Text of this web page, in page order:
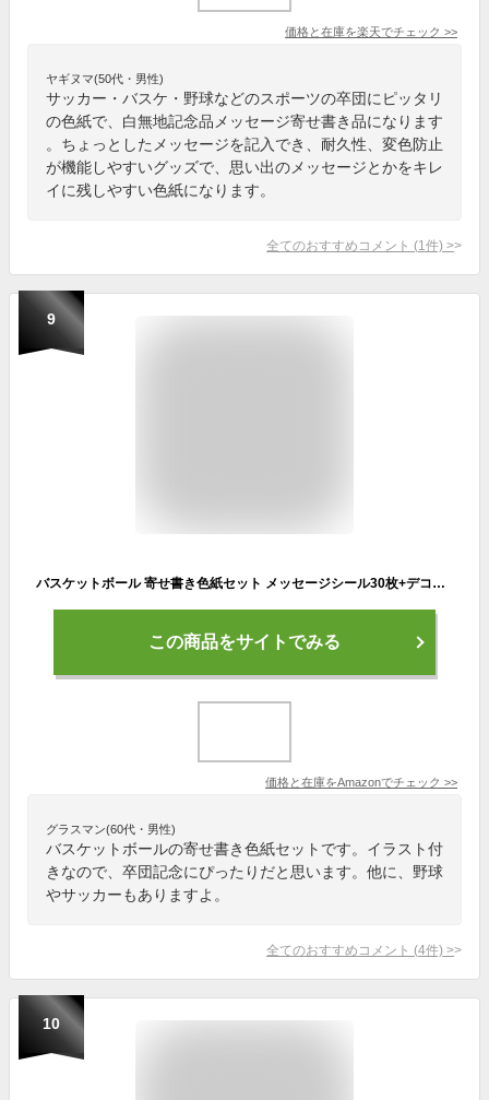
価格と在庫を楽天でチェック >>
ヤギヌマ(50代・男性)
サッカー・バスケ・野球などのスポーツの卒団にピッタリ
の色紙で、白無地記念品メッセージ寄せ書き品になります
。ちょっとしたメッセージを記入でき、耐久性、変色防止
が機能しやすいグッズで、思い出のメッセージとかをキレ
イに残しやすい色紙になります。
全てのおすすめコメント (1 件) >
9
バスケットボール 寄せ書き色紙セット メッセージシール30枚+デコレーションシール16枚付き 二つ折り 部活引退 卒業記念用
この商品をサイトでみる
価格と在庫をAmazonでチェック >>
グラスマン(60代・男性)
バスケットボールの寄せ書き色紙セットです。イラスト付
きなので、卒団記念にぴったりだと思います。他に、野球
やサッカーもありますよ。
全てのおすすめコメント (4件) >
10